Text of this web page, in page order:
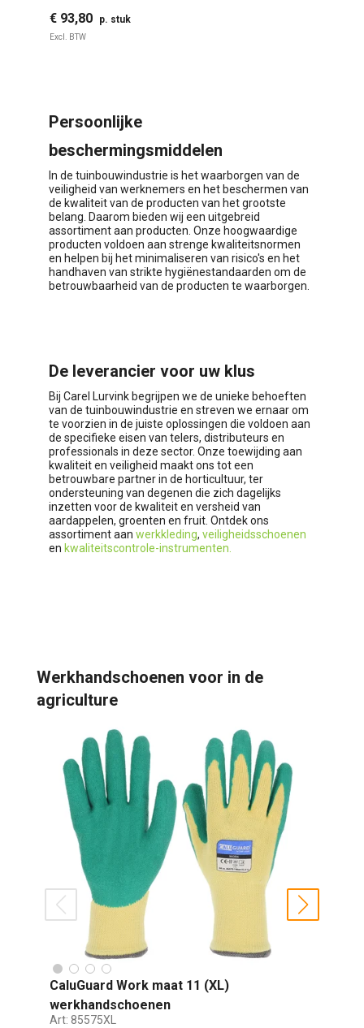
€ 93,80 p. stuk
Excl. BTW
Persoonlijke
beschermingsmiddelen
In de tuinbouwindustrie is het waarborgen van de
veiligheid van werknemers en het beschermen van
de kwaliteit van de producten van het grootste
belang. Daarom bieden wij een uitgebreid
assortiment aan producten. Onze hoogwaardige
producten voldoen aan strenge kwaliteitsnormen
en helpen bij het minimaliseren van risico's en het
handhaven van strikte hygiënestandaarden om de
betrouwbaarheid van de producten te waarborgen.
De leverancier voor uw klus
Bij Carel Lurvink begrijpen we de unieke behoeften
van de tuinbouwindustrie en streven we ernaar om
te voorzien in de juiste oplossingen die voldoen aan
de specifieke eisen van telers, distributeurs en
professionals in deze sector. Onze toewijding aan
kwaliteit en veiligheid maakt ons tot een
betrouwbare partner in de horticultuur, ter
ondersteuning van degenen die zich dagelijks
inzetten voor de kwaliteit en versheid van
aardappelen, groenten en fruit. Ontdek ons
assortiment aan werkkleding, veiligheidsschoenen
en kwaliteitscontrole-instrumenten.
Werkhandschoenen voor in de
agriculture
CaluGuard Work maat 11 (XL)
werkhandschoenen
Art: 85575XL
prev next